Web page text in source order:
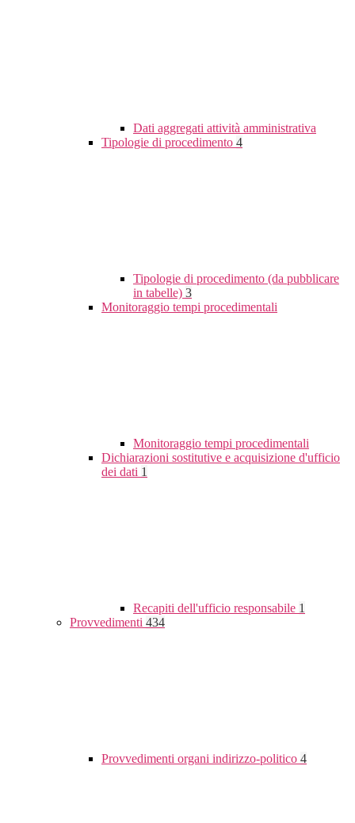
Dati aggregati attività amministrativa
Tipologie di procedimento 4
Tipologie di procedimento (da pubblicare
in tabelle) 3
Monitoraggio tempi procedimentali
Monitoraggio tempi procedimentali
Dichiarazioni sostitutive e acquisizione d'ufficio
dei dati 1
Recapiti dell'ufficio responsabile 1
Provvedimenti 434
Provvedimenti organi indirizzo-politico 4